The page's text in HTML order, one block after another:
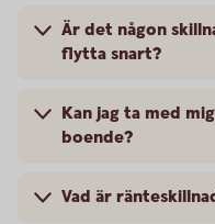
Är det någon
flytta snart?
Kan jag ta med
boende?
Vad är